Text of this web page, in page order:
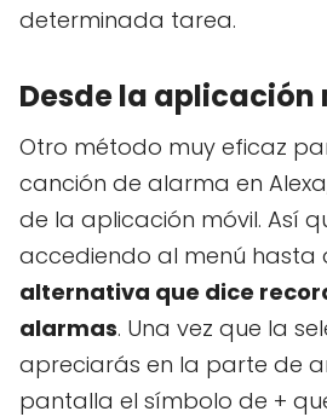
determinada tarea.
Desde la aplicación
Otro método muy eficaz
canción de alarma en
de la aplicación móvil. Así
accediendo al menú hasta
alternativa que dice
alarmas. Una vez que la
apreciarás en la parte de
pantalla el símbolo de +